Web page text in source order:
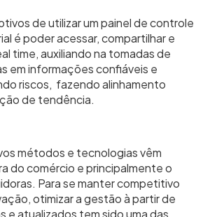
de utilizar um painel de controle
é poder acessar, compartilhar e
time, auxiliando na tomadas de
em informações confiáveis e
riscos, fazendo alinhamento
de tendência.
métodos e tecnologias vêm
do comércio e principalmente o
Para se manter competitivo
otimizar a gestão à partir de
e atualizados tem sido uma das